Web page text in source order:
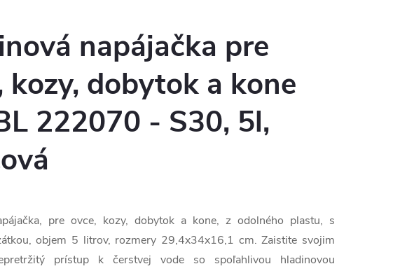
napájačka pre
kozy, dobytok a kone
222070 - S30, 5l,
pre ovce, kozy, dobytok a kone, z odolného plastu, s
objem 5 litrov, rozmery 29,4x34x16,1 cm. Zaistite svojim
prístup k čerstvej vode so spoľahlivou hladinovou